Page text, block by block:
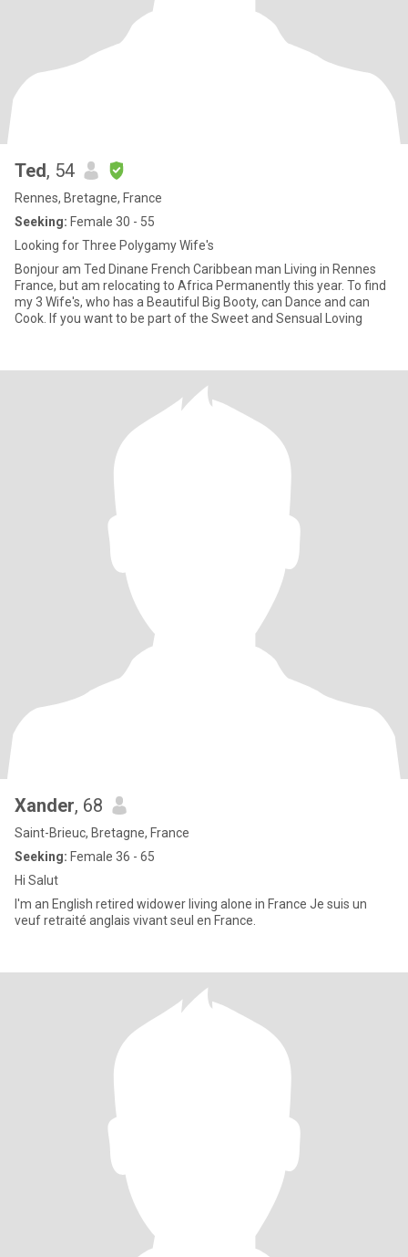
Ted, 54
Rennes, Bretagne, France
Seeking: Female 30 - 55
Looking for Three Polygamy Wife's
Bonjour am Ted Dinane French Caribbean man Living in Rennes
France, but am relocating to Africa Permanently this year. To find
my 3 Wife's, who has a Beautiful Big Booty, can Dance and can
Cook. If you want to be part of the Sweet and Sensual Loving
Xander, 68
Saint-Brieuc, Bretagne, France
Seeking: Female 36 - 65
Hi Salut
I'm an English retired widower living alone in France Je suis un
veuf retraité anglais vivant seul en France.